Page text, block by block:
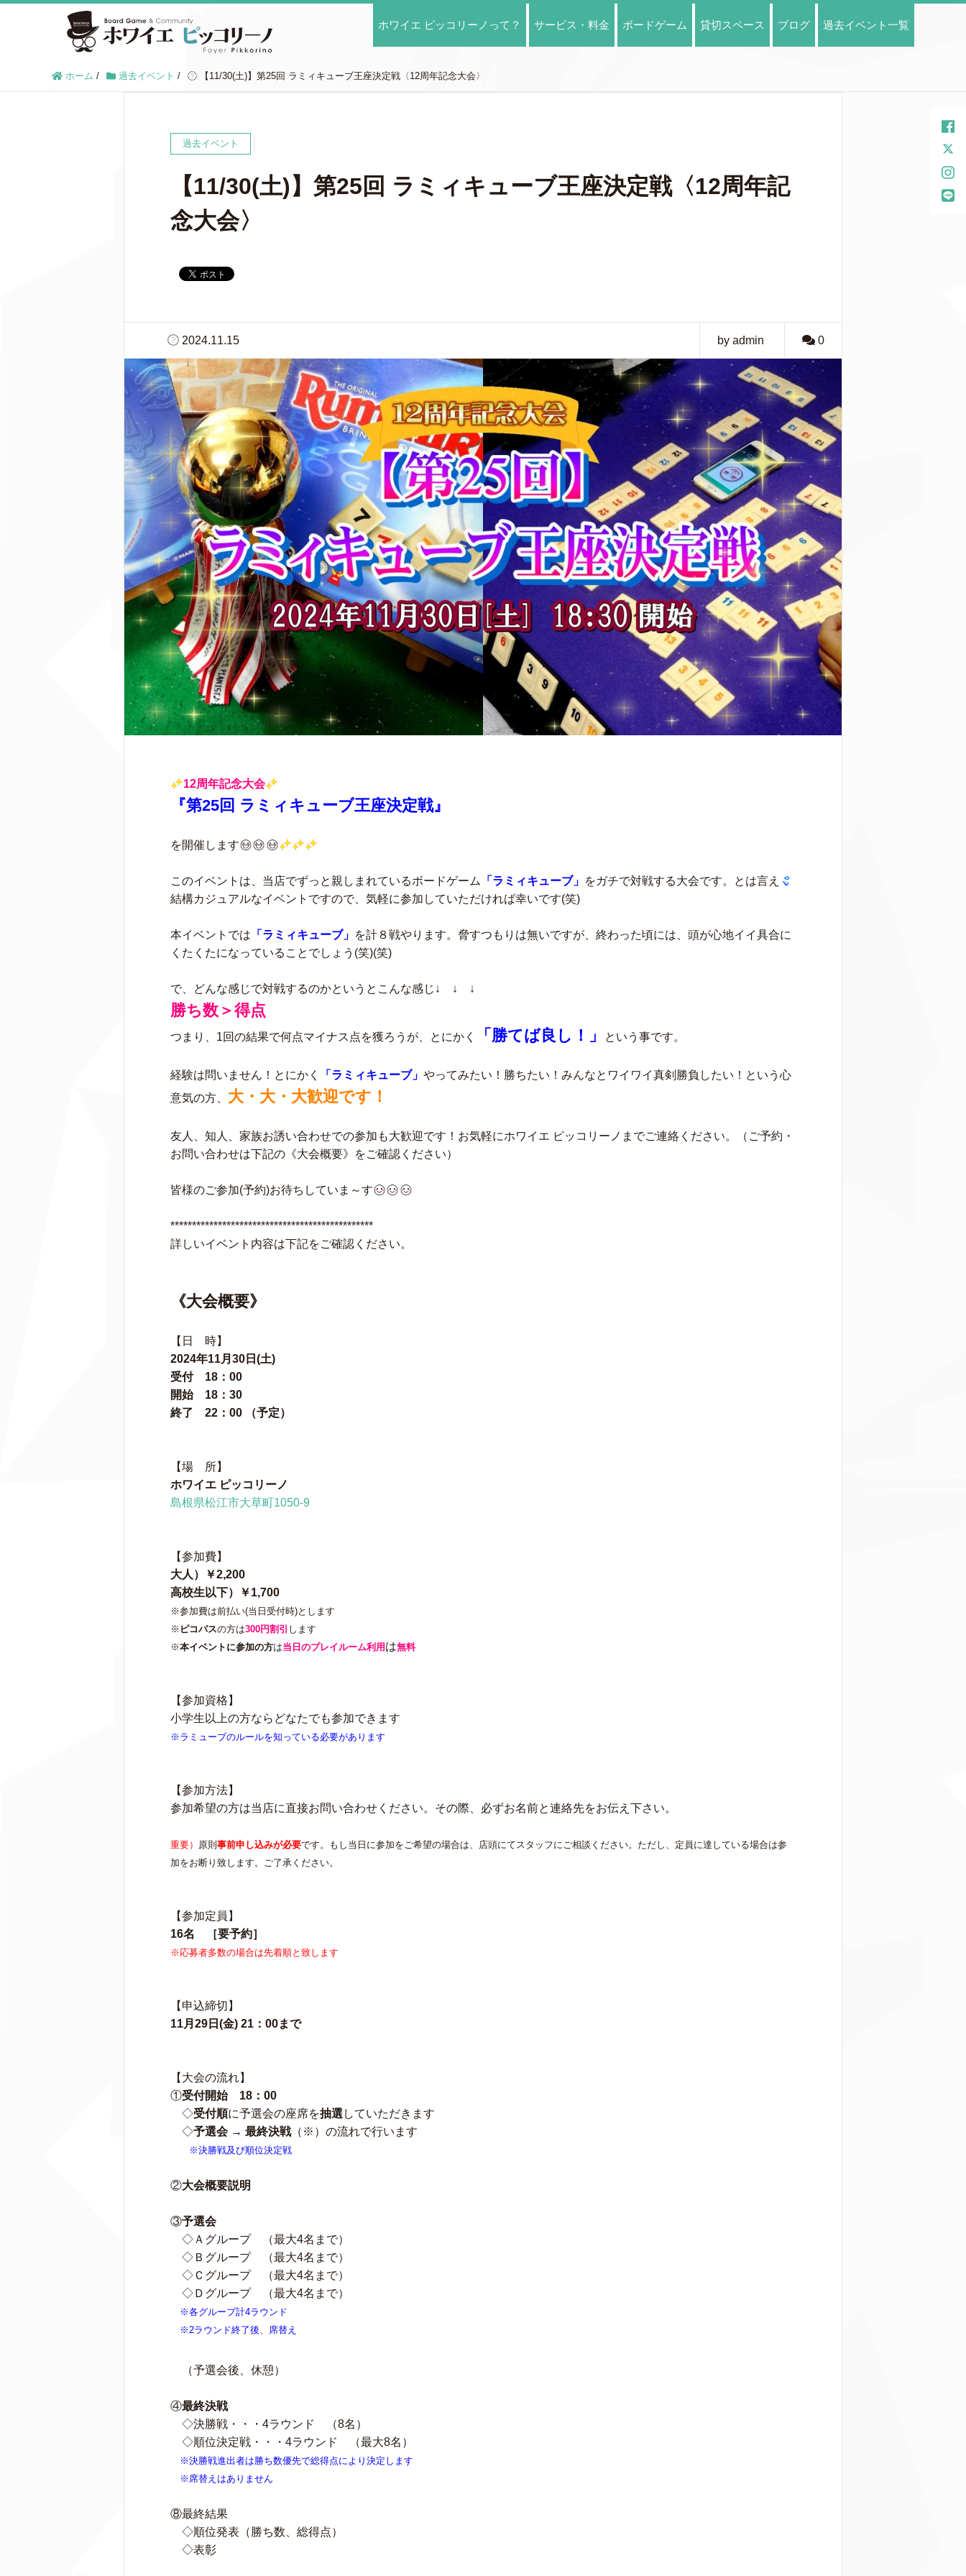
ホワイエ ピッコリーノって？ サービス・料金 ボードゲーム 貸切スペース ブログ 過去イベント一覧
ホーム / 過去イベント / 【11/30(土)】第25回 ラミィキューブ王座決定戦〈12周年記念大会〉
過去イベント
【11/30(土)】第25回 ラミィキューブ王座決定戦〈12周年記
念大会〉
2024.11.15 by admin 0
12周年記念大会
『第25回 ラミィキューブ王座決定戦』
を開催します
このイベントは、当店でずっと親しまれているボードゲーム 「ラミィキューブ」 をガチで対戦する大会です。とは言え
結構カジュアルなイベントですので、気軽に参加していただければ幸いです(笑)
本イベントでは 「ラミィキューブ」 を計８戦やります。脅すつもりは無いですが、終わった頃には、頭が心地イイ具合に
くたくたになっていることでしょう(笑)(笑)
で、どんな感じで対戦するのかというとこんな感じ↓ ↓ ↓
勝ち数＞得点
つまり、1回の結果で何点マイナス点を獲ろうが、とにかく 「勝てば良し！」 という事です。
経験は問いません！とにかく 「ラミィキューブ」 やってみたい！勝ちたい！みんなとワイワイ真剣勝負したい！という心
意気の方、 大・大・大歓迎です！
友人、知人、家族お誘い合わせでの参加も大歓迎です！お気軽にホワイエ ピッコリーノまでご連絡ください。（ご予約・
お問い合わせは下記の《大会概要》をご確認ください）
皆様のご参加(予約)お待ちしていま～す
***********************************************
詳しいイベント内容は下記をご確認ください。
《大会概要》
【日 時】
2024年11月30日(土)
受付 18：00
開始 18：30
終了 22：00 （予定）
【場 所】
ホワイエ ピッコリーノ
島根県松江市大草町1050-9
【参加費】
大人）￥2,200
高校生以下）￥1,700
※参加費は前払い(当日受付時)とします
※ ピコパスの方は300円割引 します
※本イベントに参加の方は当日のプレイルーム利用 は無料
【参加資格】
小学生以上の方ならどなたでも参加できます
※ラミューブのルールを知っている必要があります
【参加方法】
参加希望の方は当店に直接お問い合わせください。その際、必ずお名前と連絡先をお伝え下さい。
重要） 原則 事前申し込みが必要です。もし当日に参加をご希望の場合は、店頭にてスタッフにご相談ください。ただし、定員に達している場合は参
加をお断り致します。ご了承ください。
【参加定員】
16名 ［要予約］
※応募者多数の場合は先着順と致します
【申込締切】
11月29日(金) 21：00まで
【大会の流れ】
①受付開始 18：00
◇受付順に予選会の座席を抽選 していただきます
◇予選会 → 最終決戦（※）の流れで行います
※決勝戦及び順位決定戦
②大会概要説明
③予選会
◇Ａグループ （最大4名まで）
◇Ｂグループ （最大4名まで）
◇Ｃグループ （最大4名まで）
◇Ｄグループ （最大4名まで）
※各グループ計4ラウンド
※2ラウンド終了後、席替え
（予選会後、休憩）
④最終決戦
◇決勝戦・・・4ラウンド （8名）
◇順位決定戦・・・4ラウンド （最大8名）
※決勝戦進出者は勝ち数優先で総得点により決定します
※席替えはありません
⑧最終結果
◇順位発表（勝ち数、総得点）
◇表彰